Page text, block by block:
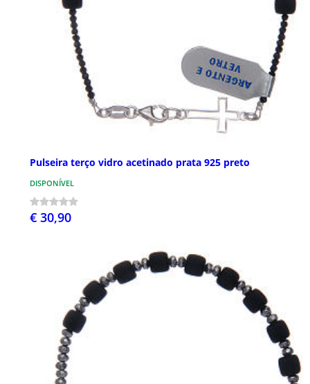
Pulseira terço vidro acetinado prata 925 preto
DISPONÍVEL
€ 30,90